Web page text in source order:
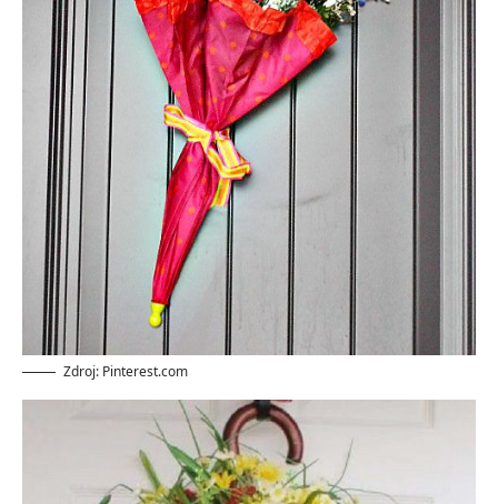
Zdroj: Pinterest.com